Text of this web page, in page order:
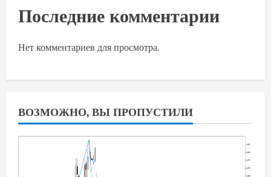
Последние комментарии
Нет комментариев для просмотра.
ВОЗМОЖНО, ВЫ ПРОПУСТИЛИ